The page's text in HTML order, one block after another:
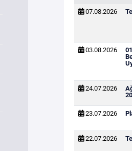
07.08.2026
03.08.2026
24.07.2026
23.07.2026
22.07.2026